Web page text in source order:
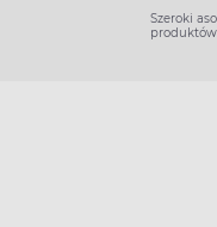
Szeroki
produktów